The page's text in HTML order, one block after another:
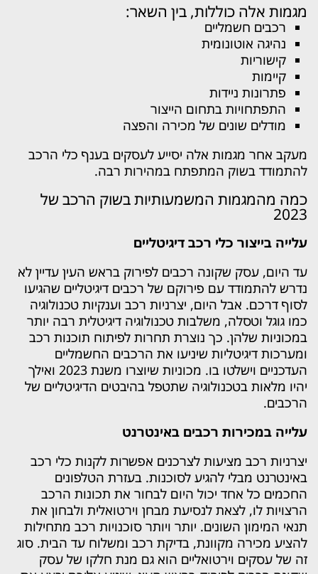
מגמות אלה כוללות, בין השאר:
רכבים חשמליים
נהיגה אוטונומית
קישוריות
קיימות
פתרונות ניידות
התפתחויות בתחום הייצור
מודלים שונים של מכירה והפצה
מעקב אחר מגמות אלה יסייע לעסקים בענף כלי הרכב
להתמודד בשוק המתפתח במהירות רבה.
כמה מהמגמות המשמעותיות בשוק הרכב של
2023
עלייה בייצור כלי רכב דיגיטליים
עד היום, עסק שקונה רכבים לפירוק בראש העין עדיין לא
נדרש להתמודד עם פירוקם של רכבים דיגיטליים שהגיעו
לסוף דרכם. אבל היום, יצרניות רכב וענקיות טכנולוגיה
כמו גוגל וטסלה, משלבות טכנולוגיה דיגיטלית רבה יותר
במכוניות שלהן. כך נוצרת תחרות לפיתוח תוכנות רכב
ומערכות דיגיטליות שיניעו את הרכבים החשמליים
העדכניים וישלטו בו. מכוניות שיוצרו משנת 2023 ואילך
יהיו מלאות בטכנולוגיה שתטפל בהיבטים הדיגיטליים של
הרכבים.
עלייה במכירות רכבים באינטרנט
יצרניות רכב מציעות לצרכנים אפשרות לקנות כלי רכב
באינטרנט מבלי להגיע לסוכנות. בעזרת הטלפונים
החכמים כל אחד יכול היום לבחור את תכונות הרכב
הרצויות לו, לצאת לנסיעת מבחן וירטואלית ולבחון את
תנאי המימון השונים. יותר ויותר סוכנויות רכב מתחילות
להציע מכירה מקוונת, בדיקת רכב ומשלוח עד הבית. סוג
זה של עסקים וירטואליים הוא גם מנת חלקו של עסק